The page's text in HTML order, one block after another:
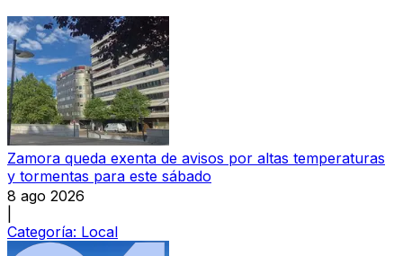
Zamora queda exenta de avisos por altas temperaturas
y tormentas para este sábado
8 ago 2026
Categoría: Local